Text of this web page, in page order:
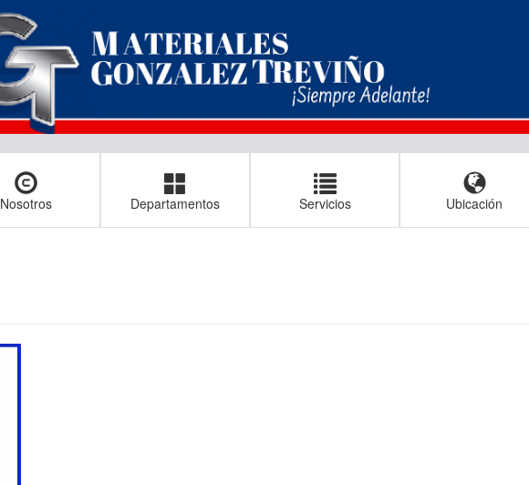
Nosotros Departamentos Servicios Ubicación